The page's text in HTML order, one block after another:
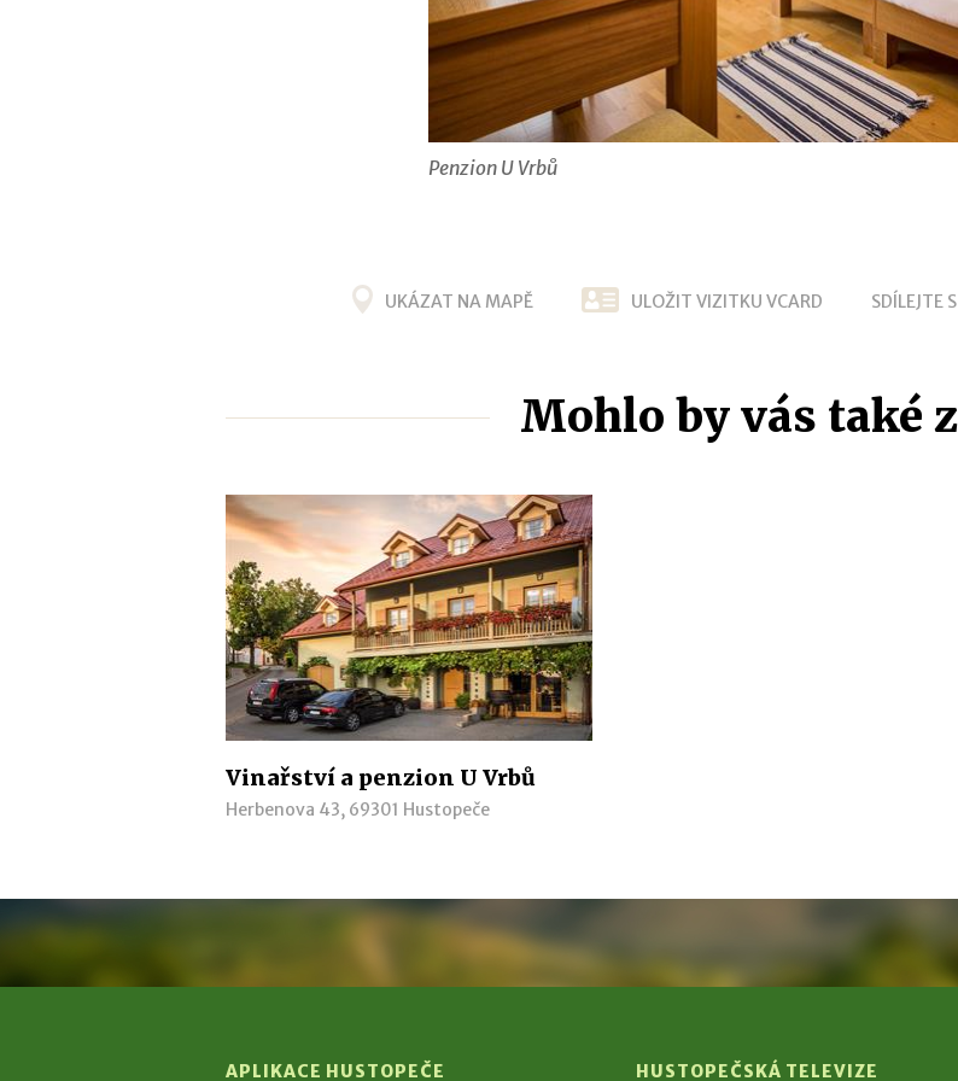
Penzion U Vrbů
UKÁZAT NA MAPĚ ULOŽIT VIZITKU VCARD SDÍLEJTE
Mohlo by vás také
Vinařství a penzion U Vrbů
Herbenova 43, 69301 Hustopeče
APLIKACE HUSTOPEČE HUSTOPEČSKÁ TELEVIZE